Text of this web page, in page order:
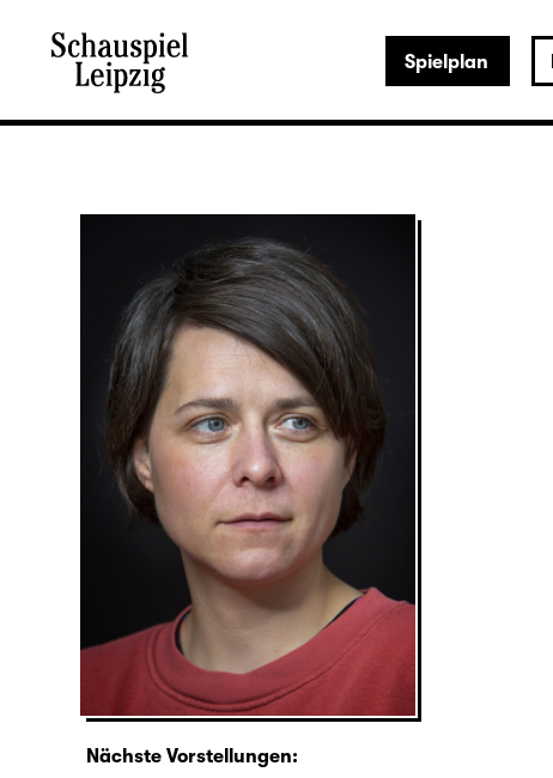
Spielplan
Nächste Vorstellungen: